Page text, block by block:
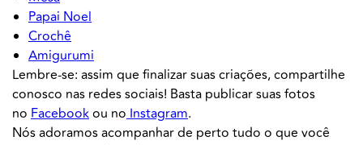
Papai Noel
Crochê
Amigurumi
Lembre-se: assim que finalizar suas criações, compartilhe
conosco nas redes sociais! Basta publicar suas fotos
no Facebookou noInstagram.
Nós adoramos acompanhar de perto tudo o que você